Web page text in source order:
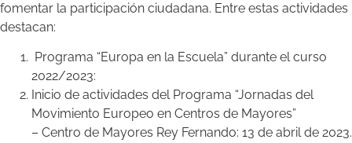
fomentar la participación ciudadana. Entre estas actividades
destacan:
Programa “Europa en la Escuela” durante el curso
2022/2023:
Inicio de actividades del Programa “Jornadas del
Movimiento Europeo en Centros de Mayores”
– Centro de Mayores Rey Fernando: 13 de abril de 2023.